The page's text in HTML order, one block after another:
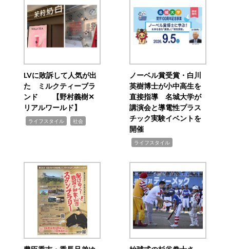
LVに敗訴して人気が出
た ミルクティーブラ
ンド 【野村義樹✕
リアルワールド】
ライフスタイル 社会
ノーベル賞受賞・白川
英樹博士が小中高生を
直接指導 名城大学が
講演会と導電性プラス
チック実験イベントを
開催
ライフスタイル